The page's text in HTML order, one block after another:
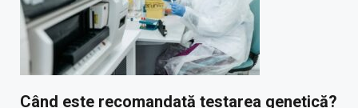
Când este recomandată testarea genetică?